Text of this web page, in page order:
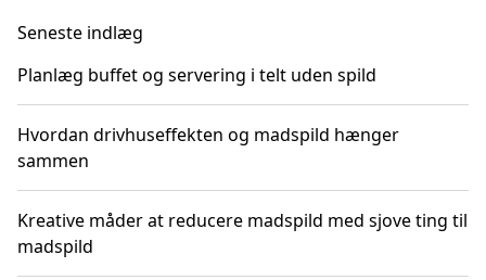
Seneste indlæg
Planlæg buffet og servering i telt uden spild
Hvordan drivhuseffekten og madspild hænger
sammen
Kreative måder at reducere madspild med sjove ting til
madspild